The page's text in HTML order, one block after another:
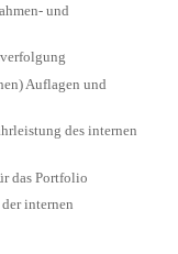
und
Auflagen und
des internen
das Portfolio
internen